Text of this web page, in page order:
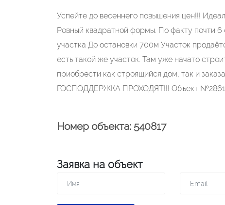
Успейте до весеннего повышения цен!!!
Ровный квадратной формы. По факту почти 6
участка До остановки 700м Участок
есть такой же участок. Там уже начато
приобрести как строящийся дом, так и
ГОСПОДДЕРЖКА ПРОХОДЯТ!!! Объект
Номер объекта: 540817
Заявка на объект